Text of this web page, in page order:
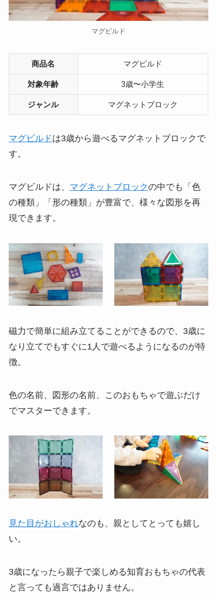
マグビルド
商品名 マグビルド
対象年齢 3歳〜小学生
ジャンル マグネットブロック
マグビルドは3歳から遊べるマグネットブロックで
す。
マグビルドは、 マグネットブロックの中でも「色
の種類」「形の種類」が豊富で、様々な図形を再
現できます。
磁力で簡単に組み立てることができるので、3歳に
なり立てでもすぐに1人で遊べるようになるのが特
徴。
色の名前、図形の名前、このおもちゃで遊ぶだけ
でマスターできます。
見た目がおしゃれなのも、親としてとっても嬉し
い。
3歳になったら親子で楽しめる知育おもちゃの代表
と言っても過言ではありません。